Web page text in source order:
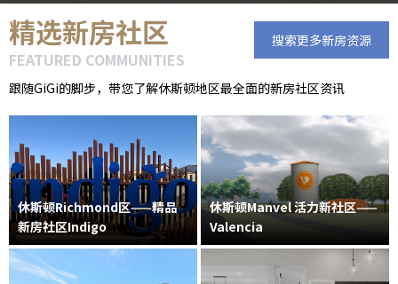
搜索更多新房资源
精选新房社区
FEATURED COMMUNITIES
跟随GiGi的脚步，带您了解休斯顿地区最全面的新房社区资讯
休斯顿Richmond区——精品
新房社区Indigo
休斯顿Manvel 活力新社区——
Valencia